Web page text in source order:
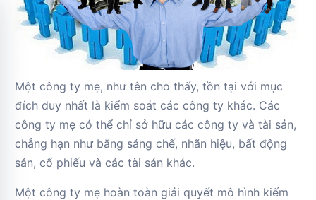
Một công ty mẹ, như tên cho thấy, tồn tại với mục
đích duy nhất là kiểm soát các công ty khác. Các
công ty mẹ có thể chỉ sở hữu các công ty và tài sản,
chẳng hạn như bằng sáng chế, nhãn hiệu, bất động
sản, cổ phiếu và các tài sản khác.
Một công ty mẹ hoàn toàn giải quyết mô hình kiếm